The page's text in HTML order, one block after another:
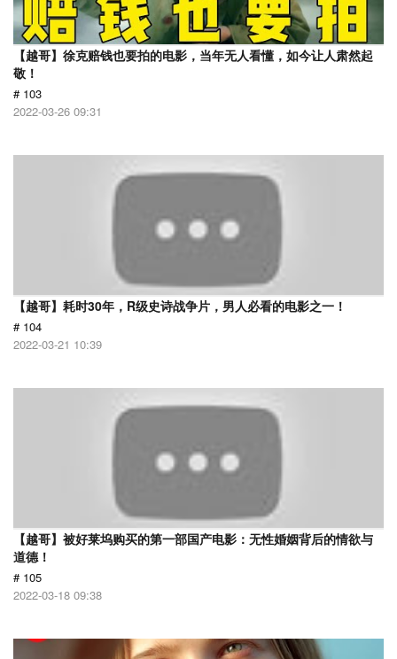
【越哥】徐克赔钱也要拍的电影，当年无人看懂，如今让人肃然起
敬！
# 103
2022-03-26 09:31
【越哥】耗时30年，R级史诗战争片，男人必看的电影之一！
# 104
2022-03-21 10:39
【越哥】被好莱坞购买的第一部国产电影：无性婚姻背后的情欲与
道德！
# 105
2022-03-18 09:38